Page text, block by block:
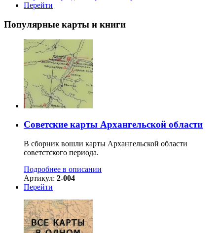
Перейти
Популярные карты и книги
Советские карты Архангельской области
В сборник вошли карты Архангельской области
советстского периода.
Подробнее в описании
Артикул: 2-004
Перейти